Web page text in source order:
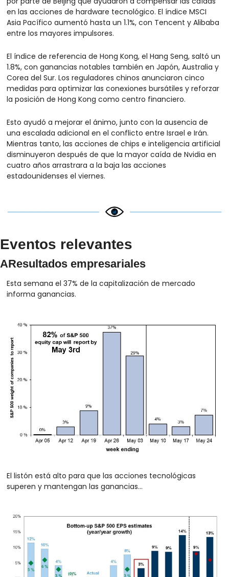
en las acciones de hardware tecnológico. El índice MSCI
Asia Pacífico aumentó hasta un 1.1%, con Tencent y Alibaba
entre los mayores impulsores.
El índice de referencia de Hong Kong, el Hang Seng, saltó un
1.8%, con ganancias notables también en Japón, Australia y
Corea del Sur. Los reguladores chinos anunciaron cinco
medidas para optimizar las conexiones bursátiles y reforzar
la posición de Hong Kong como centro financiero.
Esto ayudó a mejorar el ánimo, junto con la ausencia de
una escalada adicional en el conflicto entre Israel e Irán.
Mientras tanto, las acciones de chips e inteligencia artificial
disminuyeron después de que la mayor caída de Nvidia en
cuatro años arrastrara a la baja las acciones
estadounidenses el viernes.
Eventos relevantes
AResultados empresariales
Esta semana el 37% de la capitalización de mercado
informa ganancias.
El listón está alto para que las acciones tecnológicas
superen y mantengan las ganancias...